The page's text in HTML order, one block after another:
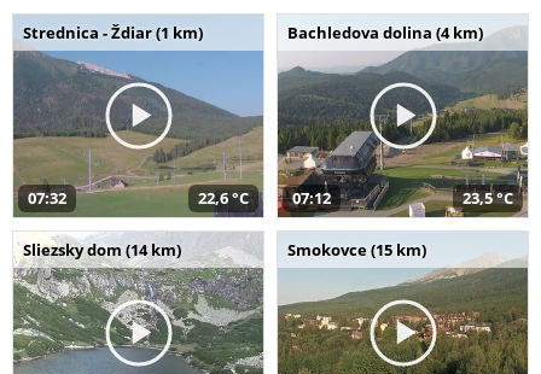
Strednica - Ždiar (1 km)
07:32 22,6 °C
Bachledova dolina (4 km)
07:12 23,5 °C
Sliezsky dom (14 km) Smokovce (15 km)